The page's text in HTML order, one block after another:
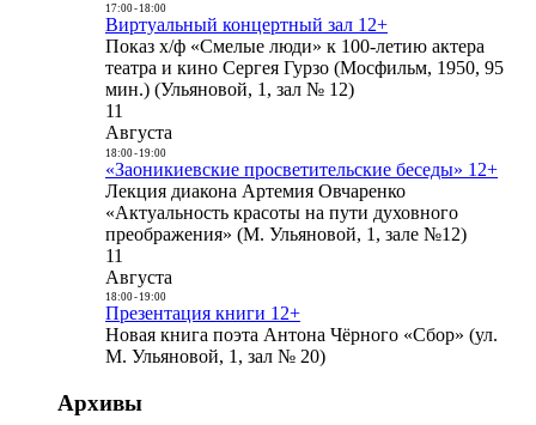
17:00- 18:00
Виртуальный концертный зал 12+
Показ х/ф «Смелые люди» к 100-летию актера
театра и кино Сергея Гурзо (Мосфильм, 1950, 95
мин.) (Ульяновой, 1, зал № 12)
11
Августа
18:00- 19:00
«Заоникиевские просветительские беседы» 12+
Лекция диакона Артемия Овчаренко
«Актуальность красоты на пути духовного
преображения» (М. Ульяновой, 1, зале №12)
11
Августа
18:00- 19:00
Презентация книги 12+
Новая книга поэта Антона Чёрного «Сбор» (ул.
М. Ульяновой, 1, зал № 20)
Архивы